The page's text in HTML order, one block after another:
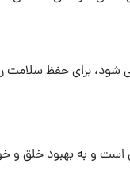
شود، برای حفظ
و به بهبود خلق و